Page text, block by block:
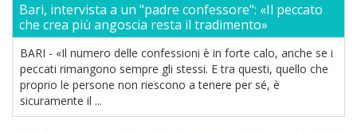
Bari, intervista a un "padre confessore": «Il peccato
che crea più angoscia resta il tradimento»
BARI - «Il numero delle confessioni è in forte calo, anche se i
peccati rimangono sempre gli stessi. E tra questi, quello che
proprio le persone non riescono a tenere per sé, è
sicuramente il ...